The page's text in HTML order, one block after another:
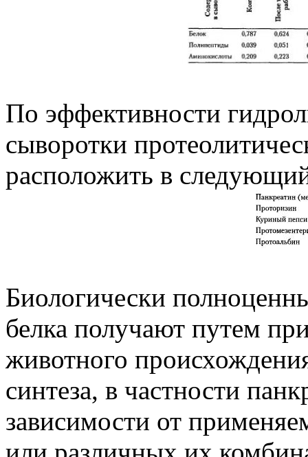
По эффективности
сыворотки
расположить в
Биологически
белка получают путем
животного
синтеза, в частности
зависимости от